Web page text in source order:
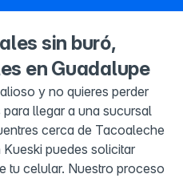
sin buró,
en Guadalupe
y no quieres perder
llegar a una sucursal
cerca de Tacoaleche
puedes solicitar
tu celular. Nuestro proceso